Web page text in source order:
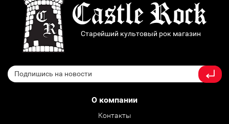
Старейший культовый рок магазин
О компании
Контакты